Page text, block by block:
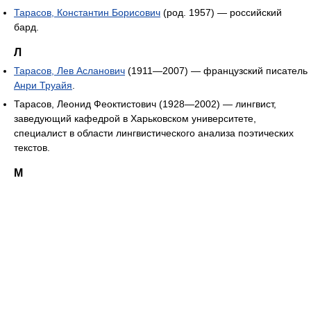
Тарасов, Константин Борисович (род. 1957) — российский
бард.
Л
Тарасов, Лев Асланович (1911—2007) — французский писатель
Анри Труайя
Тарасов, Леонид Феоктистович (1928—2002) — лингвист,
заведующий кафедрой в Харьковском университете,
специалист в области лингвистического анализа поэтических
текстов.
М